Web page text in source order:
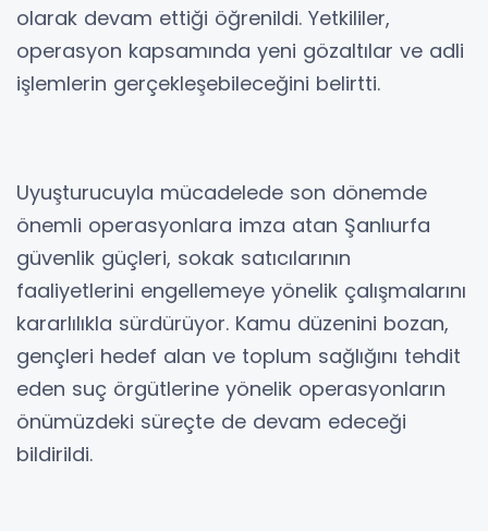
olarak devam ettiği öğrenildi. Yetkililer,
operasyon kapsamında yeni gözaltılar ve adli
işlemlerin gerçekleşebileceğini belirtti.
Uyuşturucuyla mücadelede son dönemde
önemli operasyonlara imza atan Şanlıurfa
güvenlik güçleri, sokak satıcılarının
faaliyetlerini engellemeye yönelik çalışmalarını
kararlılıkla sürdürüyor. Kamu düzenini bozan,
gençleri hedef alan ve toplum sağlığını tehdit
eden suç örgütlerine yönelik operasyonların
önümüzdeki süreçte de devam edeceği
bildirildi.